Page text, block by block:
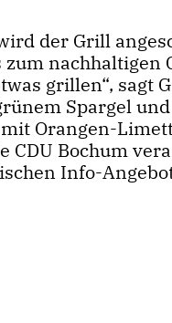
der Grill
nachhaltigen
grillen“, sagt
Spargel
Orangen-
CDU Bochum
Info-